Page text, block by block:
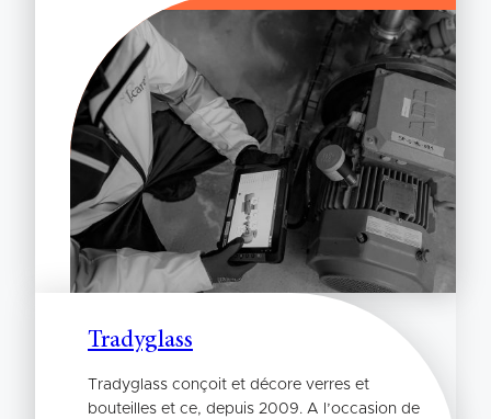
Tradyglass
Tradyglass conçoit et décore verres et
bouteilles et ce, depuis 2009. A l’occasion de